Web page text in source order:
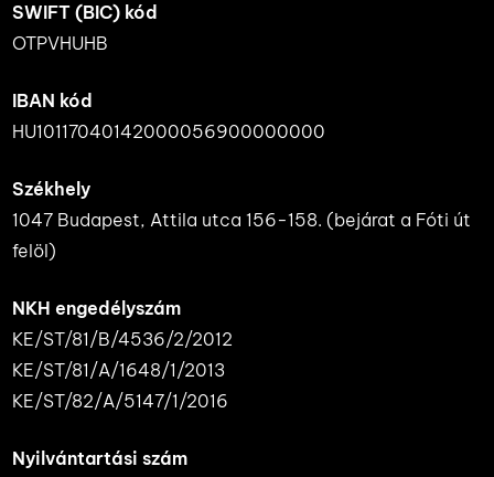
SWIFT (BIC) kód
OTPVHUHB
IBAN kód
HU10117040142000056900000000
Székhely
1047 Budapest, Attila utca 156-158. (bejárat a Fóti út
felöl)
NKH engedélyszám
KE/ST/81/B/4536/2/2012
KE/ST/81/A/1648/1/2013
KE/ST/82/A/5147/1/2016
Nyilvántartási szám